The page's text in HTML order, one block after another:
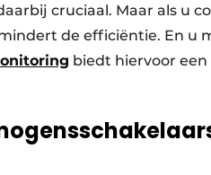
cruciaal. Maar als u
de efficiëntie. En u
biedt hiervoor een